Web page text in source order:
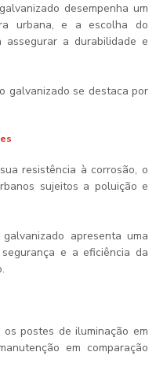
desempenha um
urbana, e a escolha do
a durabilidade e
galvanizado se destaca por
resistência à corrosão, o
sujeitos a poluição e
apresenta uma
e a eficiência da
postes de iluminação em
em comparação